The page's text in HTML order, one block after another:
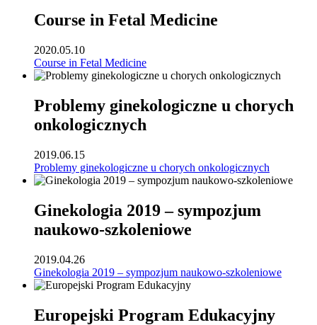
Course in Fetal Medicine
2020.05.10
Course in Fetal Medicine
Problemy ginekologiczne u chorych
onkologicznych
2019.06.15
Problemy ginekologiczne u chorych onkologicznych
Ginekologia 2019 – sympozjum
naukowo-szkoleniowe
2019.04.26
Ginekologia 2019 – sympozjum naukowo-szkoleniowe
Europejski Program Edukacyjny